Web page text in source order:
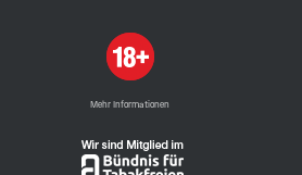
Mehr Informationen